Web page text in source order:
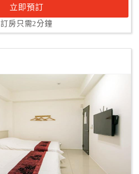
立即預訂
訂房只需2分鐘